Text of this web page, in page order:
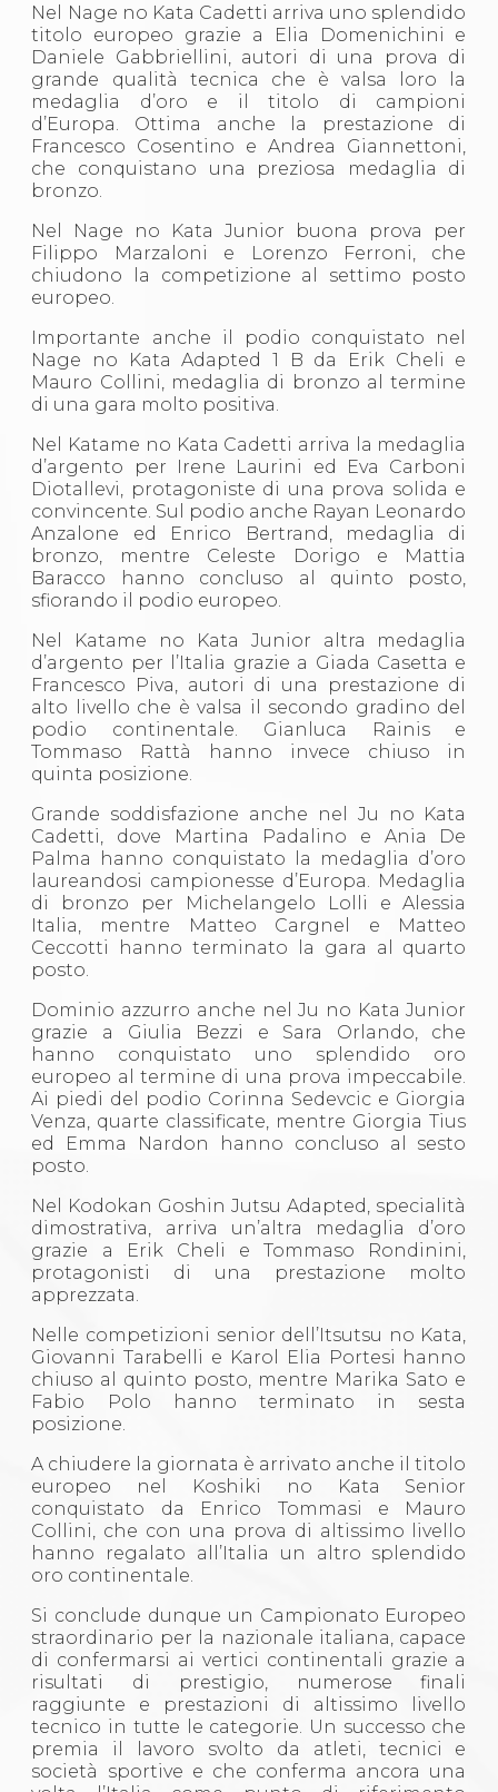
Nel Nage no Kata Cadetti arriva uno splendido
titolo europeo grazie a Elia Domenichini e
Daniele Gabbriellini, autori di una prova di
grande qualità tecnica che è valsa loro la
medaglia d’oro e il titolo di campioni
d’Europa. Ottima anche la prestazione di
Francesco Cosentino e Andrea Giannettoni,
che conquistano una preziosa medaglia di
bronzo.
Nel Nage no Kata Junior buona prova per
Filippo Marzaloni e Lorenzo Ferroni, che
chiudono la competizione al settimo posto
europeo.
Importante anche il podio conquistato nel
Nage no Kata Adapted 1 B da Erik Cheli e
Mauro Collini, medaglia di bronzo al termine
di una gara molto positiva.
Nel Katame no Kata Cadetti arriva la medaglia
d’argento per Irene Laurini ed Eva Carboni
Diotallevi, protagoniste di una prova solida e
convincente. Sul podio anche Rayan Leonardo
Anzalone ed Enrico Bertrand, medaglia di
bronzo, mentre Celeste Dorigo e Mattia
Baracco hanno concluso al quinto posto,
sfiorando il podio europeo.
Nel Katame no Kata Junior altra medaglia
d’argento per l’Italia grazie a Giada Casetta e
Francesco Piva, autori di una prestazione di
alto livello che è valsa il secondo gradino del
podio continentale. Gianluca Rainis e
Tommaso Rattà hanno invece chiuso in
quinta posizione.
Grande soddisfazione anche nel Ju no Kata
Cadetti, dove Martina Padalino e Ania De
Palma hanno conquistato la medaglia d’oro
laureandosi campionesse d’Europa. Medaglia
di bronzo per Michelangelo Lolli e Alessia
Italia, mentre Matteo Cargnel e Matteo
Ceccotti hanno terminato la gara al quarto
posto.
Dominio azzurro anche nel Ju no Kata Junior
grazie a Giulia Bezzi e Sara Orlando, che
hanno conquistato uno splendido oro
europeo al termine di una prova impeccabile.
Ai piedi del podio Corinna Sedevcic e Giorgia
Venza, quarte classificate, mentre Giorgia Tius
ed Emma Nardon hanno concluso al sesto
posto.
Nel Kodokan Goshin Jutsu Adapted, specialità
dimostrativa, arriva un’altra medaglia d’oro
grazie a Erik Cheli e Tommaso Rondinini,
protagonisti di una prestazione molto
apprezzata.
Nelle competizioni senior dell’Itsutsu no Kata,
Giovanni Tarabelli e Karol Elia Portesi hanno
chiuso al quinto posto, mentre Marika Sato e
Fabio Polo hanno terminato in sesta
posizione.
A chiudere la giornata è arrivato anche il titolo
europeo nel Koshiki no Kata Senior
conquistato da Enrico Tommasi e Mauro
Collini, che con una prova di altissimo livello
hanno regalato all’Italia un altro splendido
oro continentale.
Si conclude dunque un Campionato Europeo
straordinario per la nazionale italiana, capace
di confermarsi ai vertici continentali grazie a
risultati di prestigio, numerose finali
raggiunte e prestazioni di altissimo livello
tecnico in tutte le categorie. Un successo che
premia il lavoro svolto da atleti, tecnici e
società sportive e che conferma ancora una